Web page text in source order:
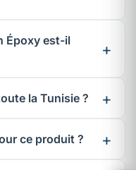
Époxy est-il
la Tunisie ?
ce produit ?